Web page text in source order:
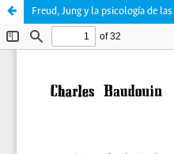
Freud, Jung y la psicología de